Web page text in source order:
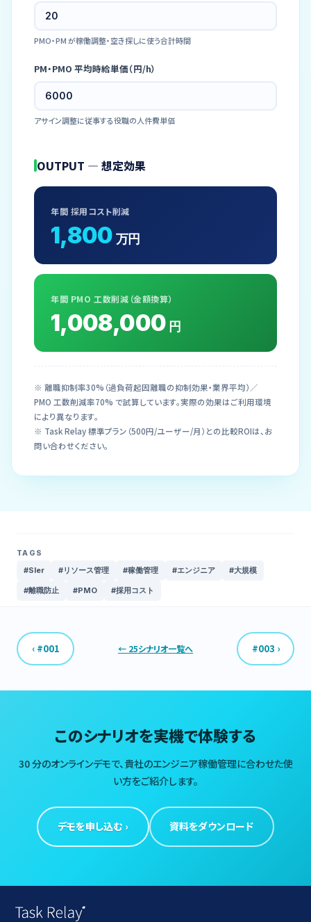
PMO・PM が稼働調整・空き探しに使う合計時間
PM・PMO 平均時給単価（円/h）
アサイン調整に従事する役職の人件費単価
OUTPUT — 想定効果
年間 採用コスト削減
1,800 万円
年間 PMO 工数削減（金額換算）
1,008,000 円
※ 離職抑制率30%（過負荷起因離職の抑制効果・業界平均）／
PMO 工数削減率70% で試算しています。実際の効果はご利用環境
により異なります。
※ Task Relay 標準プラン（500円/ユーザー/月）との比較ROIは、お
問い合わせください。
TAGS
#SIer #リソース管理 #稼働管理 #エンジニア #大規模
#離職防止 #PMO #採用コスト
‹ #001 ← 25シナリオ一覧へ #003 ›
このシナリオを実機で体験する
30 分のオンラインデモで、貴社のエンジニア稼働管理に合わせた使
い方をご紹介します。
デモを申し込む › 資料をダウンロード